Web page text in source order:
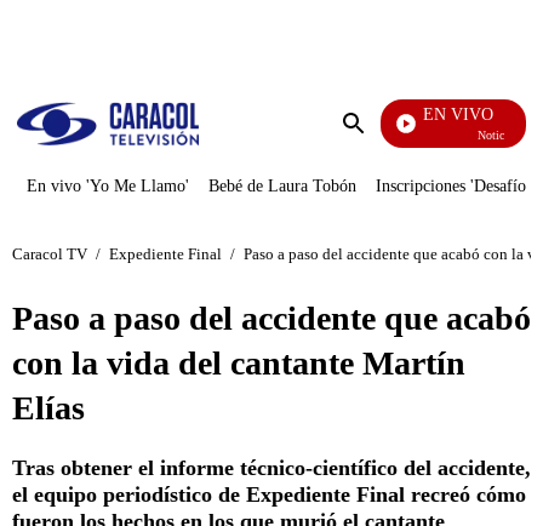
Enviar
EN VIVO
Noticias
En vivo 'Yo Me Llamo' Bebé de Laura Tobón Inscripciones 'Desafío'
Caracol TV / Expediente Final / Paso a paso del accidente que acabó con la
Paso a paso del accidente que acabó
con la vida del cantante Martín
Elías
Tras obtener el informe técnico-científico del accidente,
el equipo periodístico de Expediente Final recreó cómo
fueron los hechos en los que murió el cantante